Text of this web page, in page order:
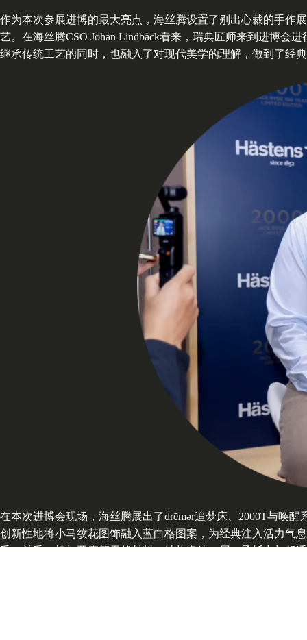
作为本次参展进博的最大亮点，海丝腾设置了别出心裁的手作
艺。在海丝腾CSO Johan Lindbäck看来，瑞典匠师来到进博会
继承传统工艺的同时，也融入了对现代美学的理解，做到了经
在本次进博会现场，海丝腾展出了drēmər追梦床、2000T与唤
创新性地将小马纹花图饰融入蓝白格图案，为经典注入活力气
毛、羊毛、棉与亚麻等天然材料，结构多达37层，承托力与舒